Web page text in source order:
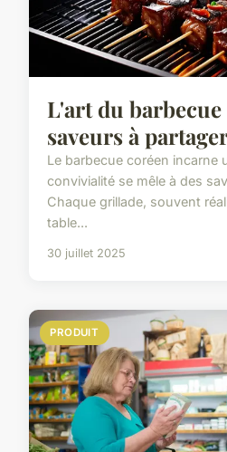
L'art du barbecue
saveurs à
Le barbecue coréen incarne
convivialité se mêle à des
Chaque grillade, souvent
table...
30 juillet 2025
PRODUIT